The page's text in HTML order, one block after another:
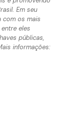
Em seu
com os mais
eles
públicas,
informações: